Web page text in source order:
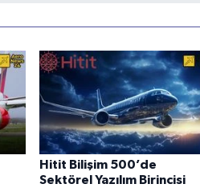
Hitit Bilişim 500’de
Sektörel Yazılım Birincisi